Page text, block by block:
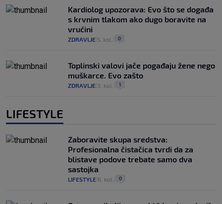
Kardiolog upozorava: Evo što se događa
s krvnim tlakom ako dugo boravite na
vrućini
ZDRAVLJE 5. kol. 0
Toplinski valovi jače pogađaju žene nego
muškarce. Evo zašto
ZDRAVLJE 3. kol. 1
LIFESTYLE
Zaboravite skupa sredstva:
Profesionalna čistačica tvrdi da za
blistave podove trebate samo dva
sastojka
LIFESTYLE 6. kol. 0